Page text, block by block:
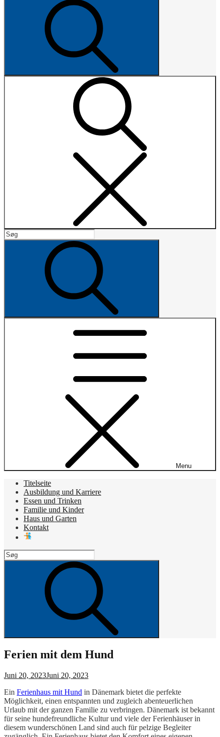
Search
for:
Menu
Titelseite
Ausbildung und Karriere
Essen und Trinken
Familie und Kinder
Haus und Garten
Kontakt
Search
for:
Ferien mit dem Hund
Posted
Juni 20, 2023Juni 20, 2023
Ein Ferienhaus mit Hund in Dänemark bietet die perfekte
Möglichkeit, einen entspannten und zugleich abenteuerlichen
Urlaub mit der ganzen Familie zu verbringen. Dänemark ist bekannt
für seine hundefreundliche Kultur und viele der Ferienhäuser in
diesem wunderschönen Land sind auch für pelzige Begleiter